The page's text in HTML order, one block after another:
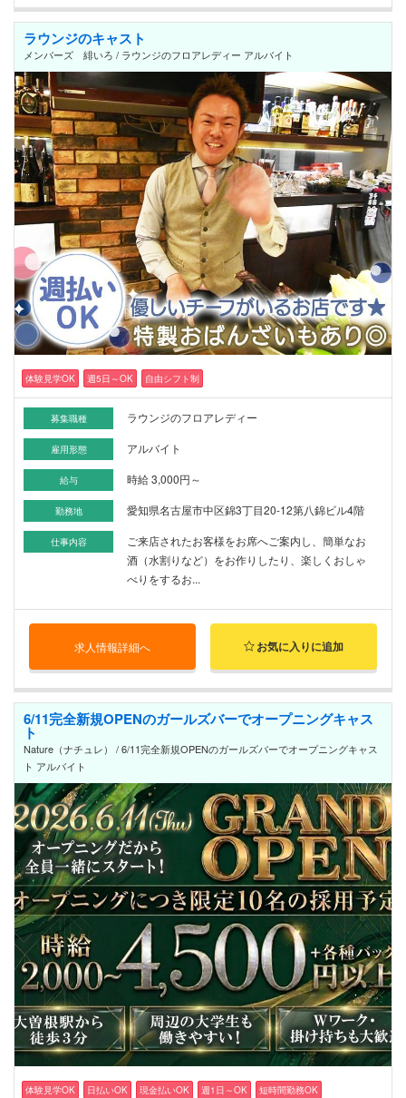
ラウンジのキャスト
メンバーズ 緋いろ / ラウンジのフロアレディー アルバイト
体験見学OK 週5日～OK 自由シフト制
募集職種 ラウンジのフロアレディー
雇用形態 アルバイト
給与 時給 3,000円～
勤務地 愛知県名古屋市中区錦3丁目20-12第八錦ビル4階
仕事内容
ご来店されたお客様をお席へご案内し、簡単なお
酒（水割りなど）をお作りしたり、楽しくおしゃ
べりをするお...
求人情報詳細へ お気に入りに追加
6/11完全新規OPENのガールズバーでオープニングキャス
ト
Nature（ナチュレ） / 6/11完全新規OPENのガールズバーでオープニングキャス
ト アルバイト
体験見学OK 日払いOK 現金払いOK 週1日～OK
短時間勤務OK